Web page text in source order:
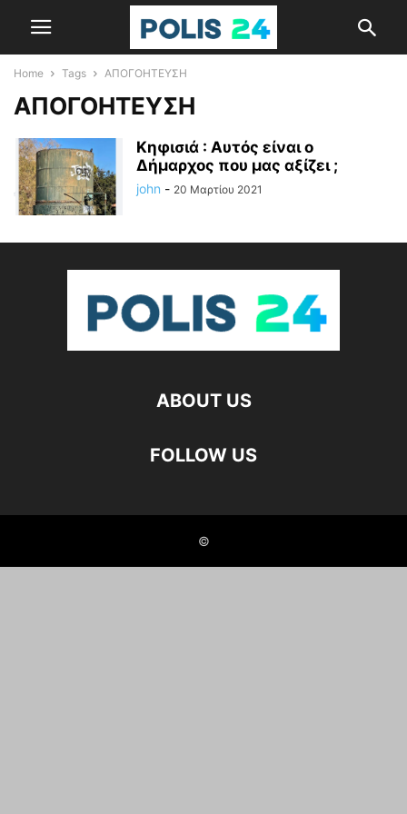
Home Tags ΑΠΟΓΟΗΤΕΥΣΗ
ΑΠΟΓΟΗΤΕΥΣΗ
Κηφισιά : Αυτός είναι ο
Δήμαρχος που μας αξίζει ;
john - 20 Μαρτίου 2021
ABOUT US
FOLLOW US
©